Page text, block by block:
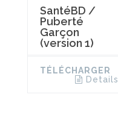
SantéBD /
Puberté
Garçon
(version 1)
TÉLÉCHARGER
Details